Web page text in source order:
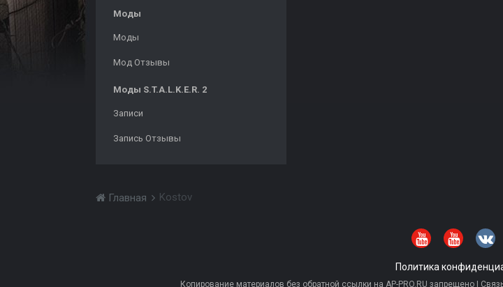
Моды
Моды
Мод Отзывы
Моды S.T.A.L.K.E.R. 2
Записи
Запись Отзывы
Главная Kostov
Политика
Копирование материалов без обратной ссылки на AP-PRO.RU запрещено |